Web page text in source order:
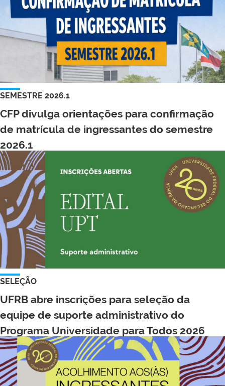
SEMESTRE 2026.1
CFP divulga orientações para confirmação
de matrícula de ingressantes do semestre
2026.1
SELEÇÃO
UFRB abre inscrições para seleção da
equipe de suporte administrativo do
Programa Universidade para Todos 2026